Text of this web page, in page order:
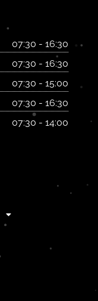
07:30 - 16:30
07:30 - 16:30
07:30 - 15:00
07:30 - 16:30
07:30 - 14:00